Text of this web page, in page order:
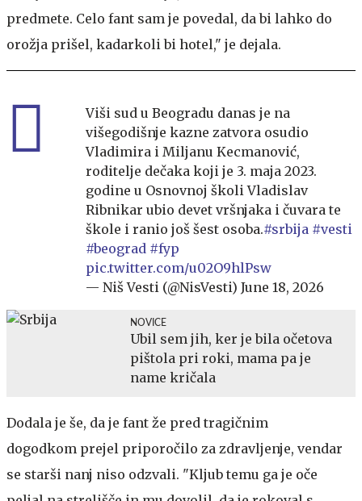
predmete. Celo fant sam je povedal, da bi lahko do
orožja prišel, kadarkoli bi hotel," je dejala.
Viši sud u Beogradu danas je na
višegodišnje kazne zatvora osudio
Vladimira i Miljanu Kecmanović,
roditelje dečaka koji je 3. maja 2023.
godine u Osnovnoj školi Vladislav
Ribnikar ubio devet vršnjaka i čuvara te
škole i ranio još šest osoba.#srbija #vesti
#beograd #fyp
pic.twitter.com/u02O9hlPsw
— Niš Vesti (@NisVesti) June 18, 2026
NOVICE
Ubil sem jih, ker je bila očetova
pištola pri roki, mama pa je
name kričala
Dodala je še, da je fant že pred tragičnim
dogodkom prejel priporočilo za zdravljenje, vendar
se starši nanj niso odzvali. "Kljub temu ga je oče